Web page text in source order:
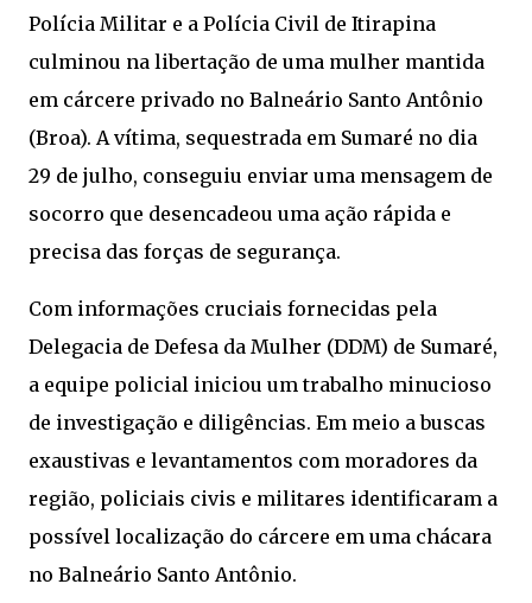
Polícia Militar e a Polícia Civil de Itirapina
culminou na libertação de uma mulher mantida
em cárcere privado no Balneário Santo Antônio
(Broa). A vítima, sequestrada em Sumaré no dia
29 de julho, conseguiu enviar uma mensagem de
socorro que desencadeou uma ação rápida e
precisa das forças de segurança.
Com informações cruciais fornecidas pela
Delegacia de Defesa da Mulher (DDM) de Sumaré,
a equipe policial iniciou um trabalho minucioso
de investigação e diligências. Em meio a buscas
exaustivas e levantamentos com moradores da
região, policiais civis e militares identificaram a
possível localização do cárcere em uma chácara
no Balneário Santo Antônio.